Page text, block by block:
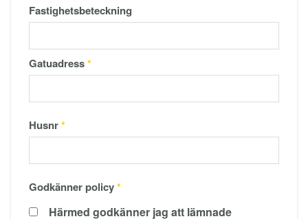
Fastighetsbeteckning
Gatuadress*
Husnr*
Godkänner policy*